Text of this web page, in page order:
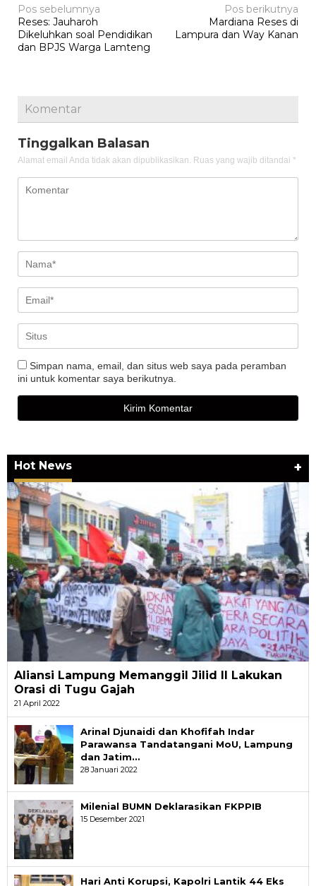
Navigasi
pos
Pos sebelumnya
Reses: Jauharoh
Dikeluhkan soal Pendidikan
dan BPJS Warga Lamteng
Pos berikutnya
Mardiana Reses di
Lampura dan Way Kanan
Komentar
Tinggalkan Balasan
Alamat email Anda tidak akan dipublikasikan. Ruas yang wajib ditandai *
Simpan nama, email, dan situs web saya pada peramban
ini untuk komentar saya berikutnya.
Hot News +
Aliansi Lampung Memanggil Jilid II Lakukan
Orasi di Tugu Gajah
21 April 2022
Arinal Djunaidi dan Khofifah Indar
Parawansa Tandatangani MoU, Lampung
dan Jatim…
28 Januari 2022
Milenial BUMN Deklarasikan FKPPIB
15 Desember 2021
Hari Anti Korupsi, Kapolri Lantik 44 Eks